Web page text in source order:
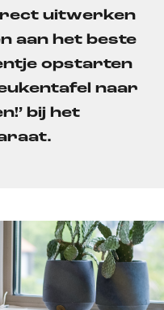
uitwerken
aan het beste
opstarten
naar
bij het
.